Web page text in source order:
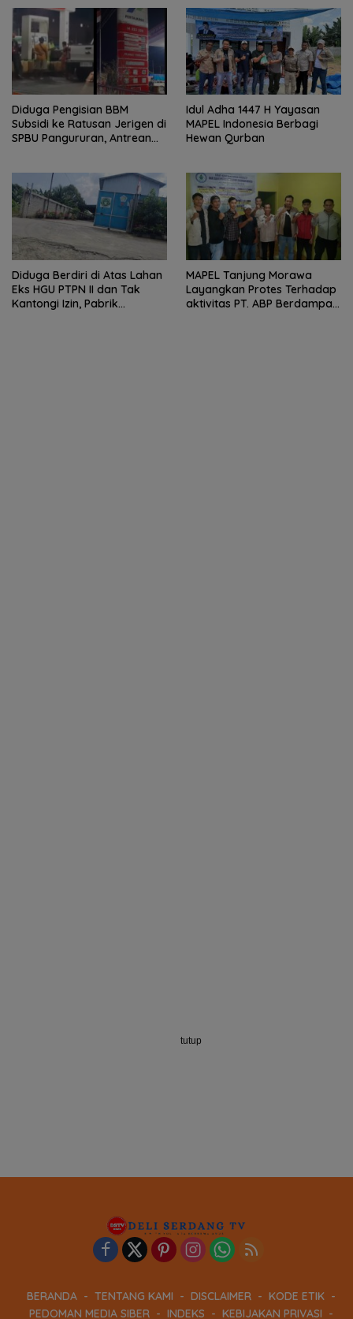
Bantuan
Diduga Pengisian BBM
Subsidi ke Ratusan Jerigen di
SPBU Pangururan, Antrean
Idul Adha 1447 H Yayasan
MAPEL Indonesia Berbagi
Hewan Qurban
Diduga Berdiri di Atas Lahan
Eks HGU PTPN II dan Tak
Kantongi Izin, Pabrik
MAPEL Tanjung Morawa
Layangkan Protes Terhadap
aktivitas PT. ABP Berdampak
BERANDA TENTANG KAMI DISCLAIMER
KODE ETIK
PEDOMAN MEDIA SIBER
INDEKS KEBIJAKAN PRIVASI
tutup